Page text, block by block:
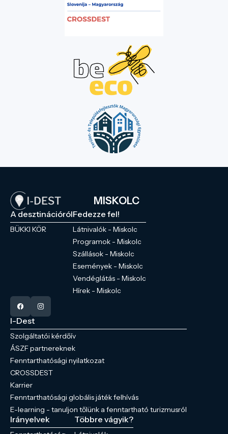
MISKOLC
A desztinációról
BÜKKI KÖR
Fedezze fel!
Látnivalók - Miskolc
Programok - Miskolc
Szállások - Miskolc
Események - Miskolc
Vendéglátás - Miskolc
Hírek - Miskolc
I-Dest
Szolgáltatói kérdőív
ÁSZF partnereknek
Fenntarthatósági nyilatkozat
CROSSDEST
Karrier
Fenntarthatósági globális játék felhívás
E-learning - tanuljon tőlünk a fenntartható turizmusról
Irányelvek Többre vágyik?